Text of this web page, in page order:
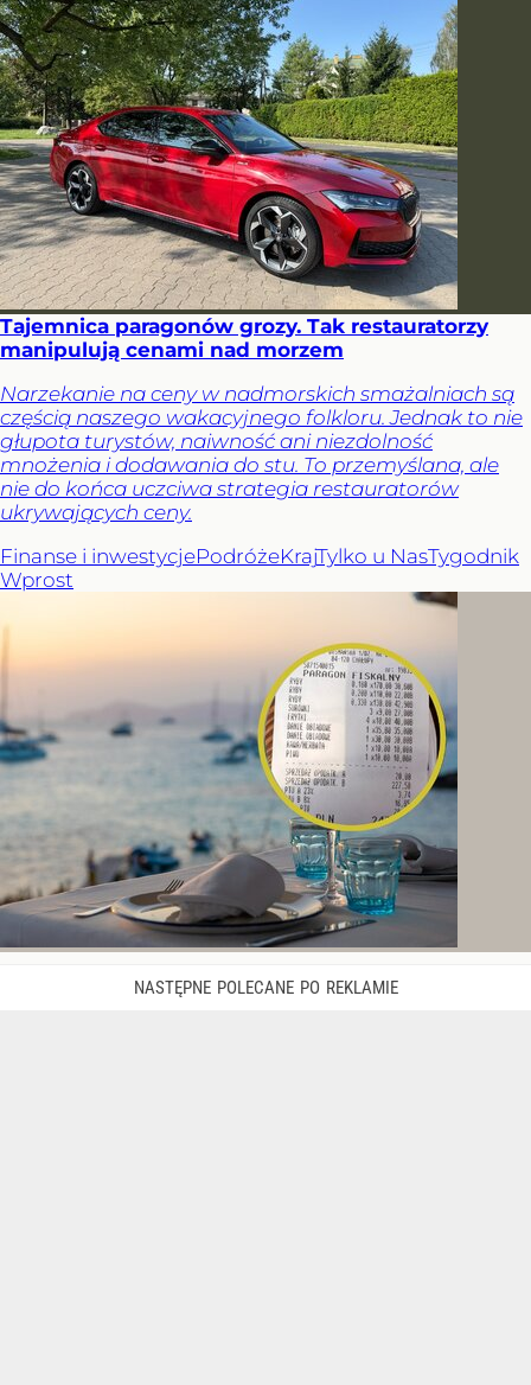
Tajemnica paragonów grozy. Tak restauratorzy
manipulują cenami nad morzem
Narzekanie na ceny w nadmorskich smażalniach są
częścią naszego wakacyjnego folkloru. Jednak to nie
głupota turystów, naiwność ani niezdolność
mnożenia i dodawania do stu. To przemyślana, ale
nie do końca uczciwa strategia restauratorów
ukrywających ceny.
Finanse i inwestycjePodróżeKrajTylko u NasTygodnik
Wprost